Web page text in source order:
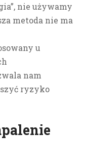
nie używamy
metoda nie ma
u
nam
ryzyko